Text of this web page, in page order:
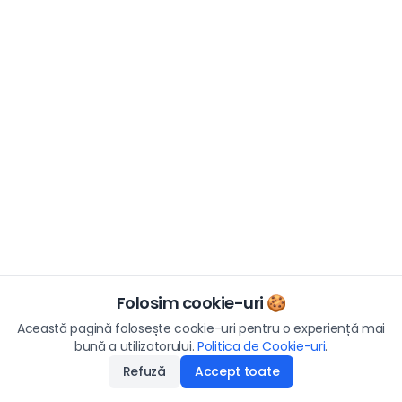
Folosim cookie-uri 🍪
Această pagină folosește cookie-uri pentru o experiență mai
bună a utilizatorului. Politica de Cookie-uri.
Refuză
Accept toate